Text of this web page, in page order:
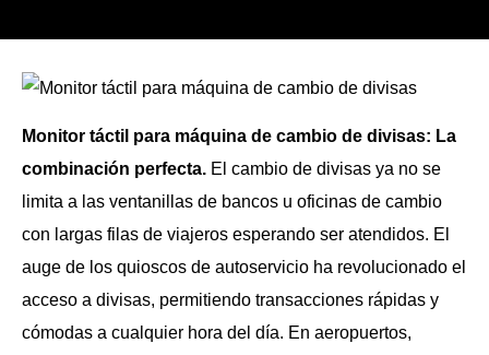
Monitor táctil para máquina de cambio de divisas: La
combinación perfecta. El cambio de divisas ya no se
limita a las ventanillas de bancos u oficinas de cambio
con largas filas de viajeros esperando ser atendidos. El
auge de los quioscos de autoservicio ha revolucionado el
acceso a divisas, permitiendo transacciones rápidas y
cómodas a cualquier hora del día. En aeropuertos,